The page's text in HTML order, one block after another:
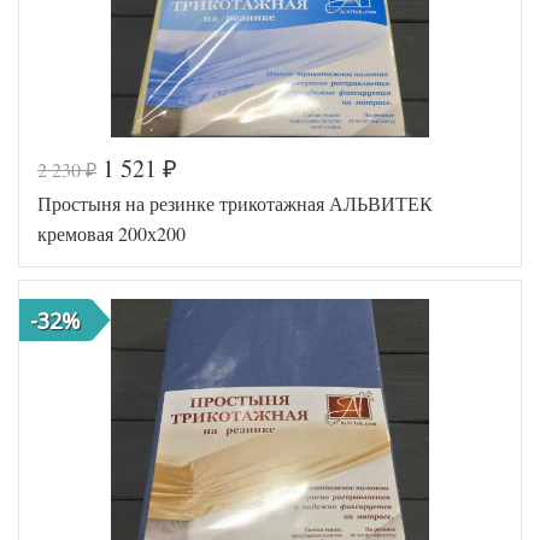
Код товара
516-617
Артикул
AL200092
5553962
Ткань
Размер
простыни
200х200
(на
резинке)
Производитель
АльВиТек
(Россия)
2 230₽ 1 521 ₽
Простыня на резинке трикотажная АЛЬВИТЕК
кремовая 200х200
-32%